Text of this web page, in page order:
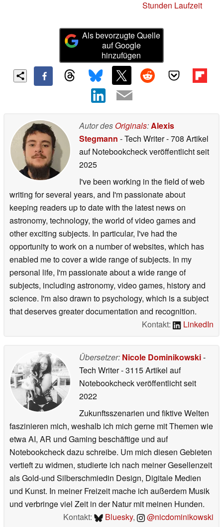
Stunden Laufzeit
Als bevorzugte Quelle
auf Google
hinzufügen
Autor des Originals:Alexis
Stegmann - Tech Writer- 708 Artikel
auf Notebookcheck veröffentlichtseit
2025
I've been working in the field of web
writing for several years, and I'm passionate about
keeping readers up to date with the latest news on
astronomy, technology, the world of video games and
other exciting subjects. In particular, I've had the
opportunity to work on a number of websites, which has
enabled me to cover a wide range of subjects. In my
personal life, I'm passionate about a wide range of
subjects, including astronomy, video games, history and
science. I'm also drawn to psychology, which is a subject
that deserves greater documentation and recognition.
Kontakt:
LinkedIn
Übersetzer: Nicole Dominikowski-
Tech Writer- 3115 Artikel auf
Notebookcheck veröffentlichtseit
2022
Zukunftsszenarien und fiktive Welten
faszinieren mich, weshalb ich mich gerne mit Themen wie
etwa AI, AR und Gaming beschäftige und auf
Notebookcheck dazu schreibe. Um mich diesen Gebieten
vertieft zu widmen, studierte ich nach meiner Gesellenzeit
als Gold-und Silberschmiedin Design, Digitale Medien
und Kunst. In meiner Freizeit mache ich außerdem Musik
und verbringe viel Zeit in der Natur mit meinen Hunden.
Kontakt:
Bluesky, @nicdominikowski